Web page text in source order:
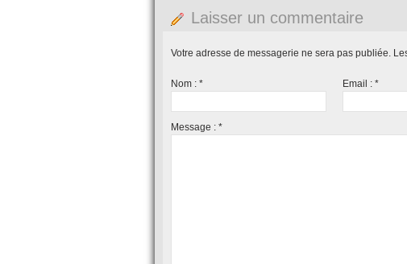
Laisser un commentaire
Votre adresse de messagerie ne sera pas publiée.
Nom : * Email :*
Message : *